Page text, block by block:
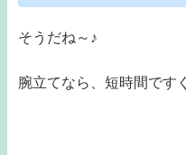
そうだね～♪
腕立てなら、短時間です